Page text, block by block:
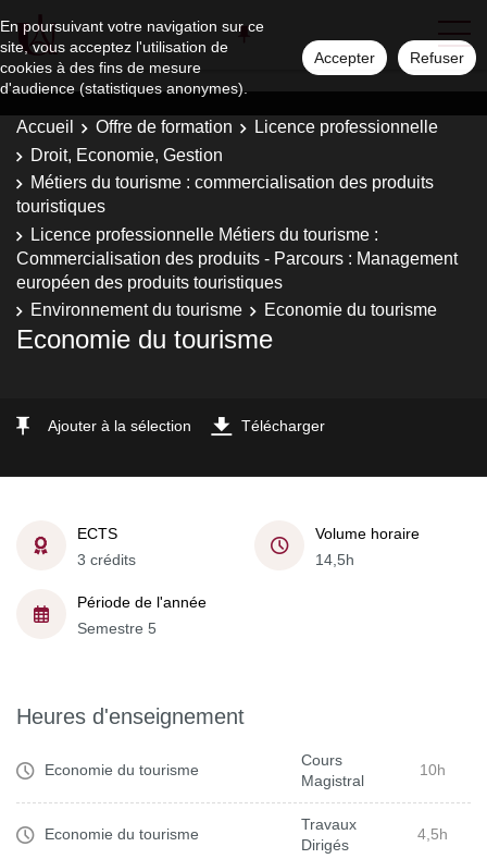
En poursuivant votre navigation sur ce
site, vous acceptez l'utilisation de
cookies à des fins de mesure
d'audience (statistiques anonymes).
Accepter Refuser
Accueil Offre de formation
Licence professionnelle
Droit, Economie, Gestion
Métiers du tourisme : commercialisation des produits
touristiques
Licence professionnelle Métiers du tourisme :
Commercialisation des produits - Parcours : Management
européen des produits touristiques
Environnement du tourisme
Economie du tourisme
Economie du tourisme
Ajouter à la sélection Télécharger
ECTS
3 crédits
Volume horaire
14,5h
Période de l'année
Semestre 5
Heures d'enseignement
Economie du tourisme
Cours
Magistral
10h
Economie du tourisme
Travaux
Dirigés
4,5h